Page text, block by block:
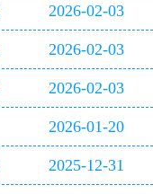
2026-02-03
2026-02-03
2026-02-03
2026-01-20
2025-12-31